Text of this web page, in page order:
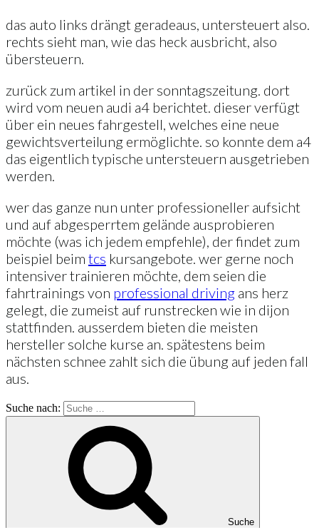
das auto links drängt geradeaus, untersteuert also.
rechts sieht man, wie das heck ausbricht, also
übersteuern.
zurück zum artikel in der sonntagszeitung. dort
wird vom neuen audi a4 berichtet. dieser verfügt
über ein neues fahrgestell, welches eine neue
gewichtsverteilung ermöglichte. so konnte dem a4
das eigentlich typische untersteuern ausgetrieben
werden.
wer das ganze nun unter professioneller aufsicht
und auf abgesperrtem gelände ausprobieren
möchte (was ich jedem empfehle), der findet zum
beispiel beim tcs kursangebote. wer gerne noch
intensiver trainieren möchte, dem seien die
fahrtrainings von professional driving ans herz
gelegt, die zumeist auf runstrecken wie in dijon
stattfinden. ausserdem bieten die meisten
hersteller solche kurse an. spätestens beim
nächsten schnee zahlt sich die übung auf jeden fall
aus.
Suche nach:
Suche